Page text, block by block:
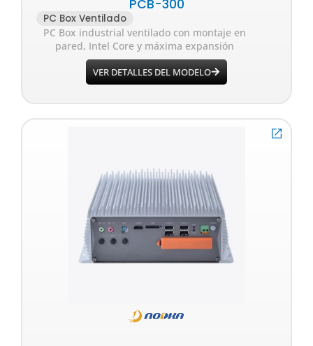
PCB-300
PC Box Ventilado
PC Box industrial ventilado con montaje en
pared, Intel Core y máxima expansión
VER DETALLES DEL MODELO